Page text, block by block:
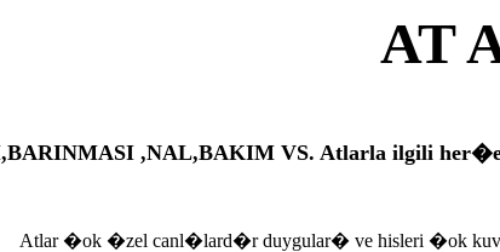
AT
,NAL,BAKIM VS. Atlarla ilgili
Atlar �ok �zel canl�lard�r duygular� ve hisleri �ok